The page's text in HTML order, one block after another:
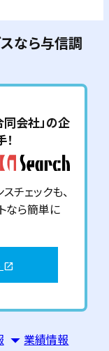
なら与信調
同会社」の企
チェックも、
なら簡単に
open_in_new
業績情報